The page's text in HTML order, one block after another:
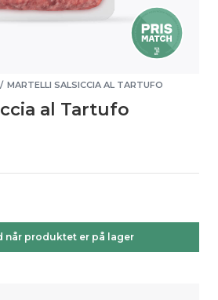
/ MARTELLI SALSICCIA AL TARTUFO
al Tartufo
når produktet er på lager